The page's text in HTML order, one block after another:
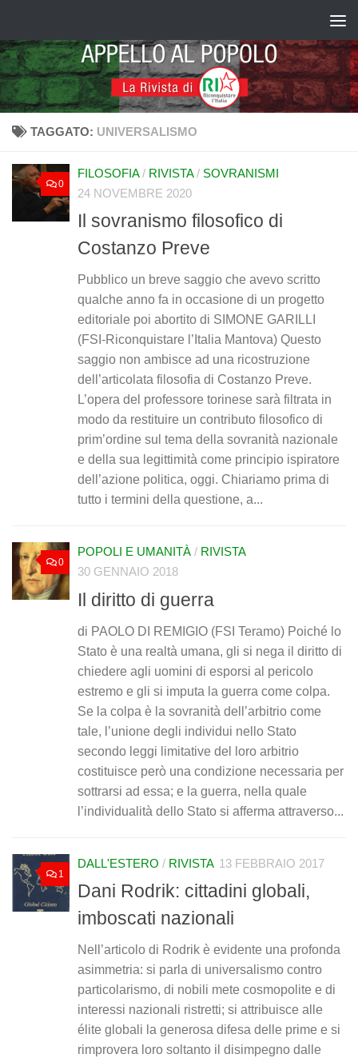
TAGGATO: UNIVERSALISMO
0
FILOSOFIA/ RIVISTA/ SOVRANISMI
24 NOVEMBRE 2020
Il sovranismo filosofico di
Costanzo Preve
Pubblico un breve saggio che avevo scritto
qualche anno fa in occasione di un progetto
editoriale poi abortito di SIMONE GARILLI
(FSI-Riconquistare l’Italia Mantova) Questo
saggio non ambisce ad una ricostruzione
dell’articolata filosofia di Costanzo Preve.
L’opera del professore torinese sarà filtrata in
modo da restituire un contributo filosofico di
prim’ordine sul tema della sovranità nazionale
e della sua legittimità come principio ispiratore
dell’azione politica, oggi. Chiariamo prima di
tutto i termini della questione, a...
0
POPOLI E UMANITÀ / RIVISTA
30 GENNAIO 2018
Il diritto di guerra
di PAOLO DI REMIGIO (FSI Teramo) Poiché lo
Stato è una realtà umana, gli si nega il diritto di
chiedere agli uomini di esporsi al pericolo
estremo e gli si imputa la guerra come colpa.
Se la colpa è la sovranità dell’arbitrio come
tale, l’unione degli individui nello Stato
secondo leggi limitative del loro arbitrio
costituisce però una condizione necessaria per
sottrarsi ad essa; e la guerra, nella quale
l’individualità dello Stato si afferma attraverso...
1
DALL'ESTERO / RIVISTA 13 FEBBRAIO 2017
Dani Rodrik: cittadini globali,
imboscati nazionali
Nell’articolo di Rodrik è evidente una profonda
asimmetria: si parla di universalismo contro
particolarismo, di nobili mete cosmopolite e di
interessi nazionali ristretti; si attribuisce alle
élite globali la generosa difesa delle prime e si
rimprovera loro soltanto il disimpegno dalle